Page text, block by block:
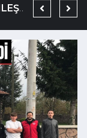
19 YIL KESİNLEŞMİŞ HAPİS CEZASIYLA ARANIYORDU